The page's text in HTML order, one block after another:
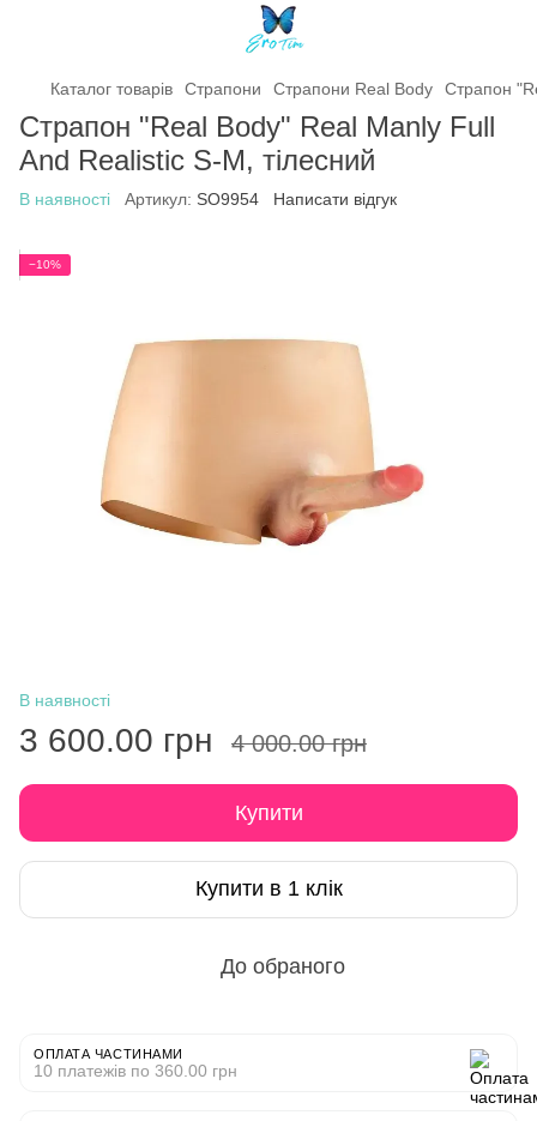
Каталог товарів Страпони Страпони Real Body Страпон
Страпон "Real Body" Real Manly Full
And Realistic S-M, тілесний
В наявності Артикул: SO9954 Написати відгук
−10%
В наявності
3 600.00 грн 4 000.00 грн
Купити
Купити в 1 клік
До обраного
ОПЛАТА ЧАСТИНАМИ
10 платежів по 360.00 грн